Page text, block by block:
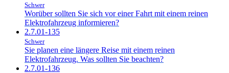
Schwer
Worüber sollten Sie sich vor einer Fahrt mit einem reinen
Elektrofahrzeug informieren?
2.7.01-135
Schwer
Sie planen eine längere Reise mit einem reinen
Elektrofahrzeug. Was sollten Sie beachten?
2.7.01-136